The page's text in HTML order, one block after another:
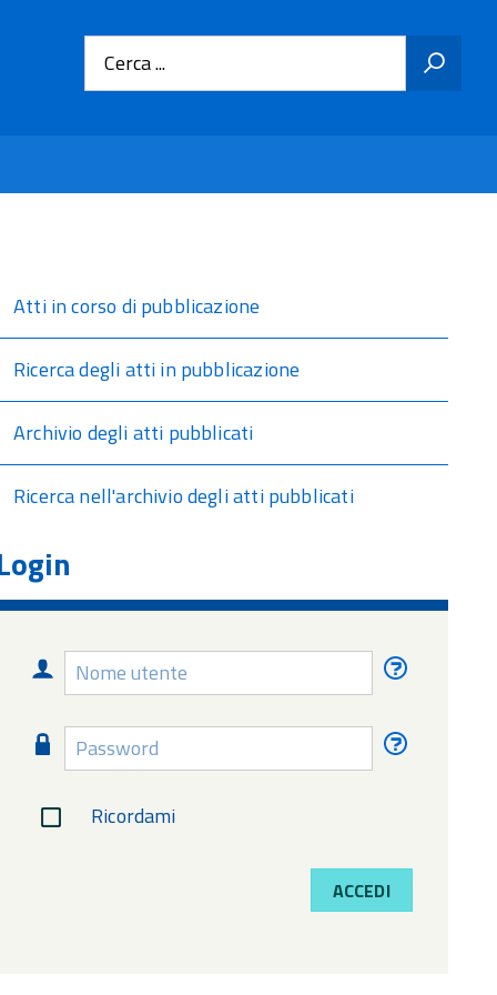
Cerca ...
Atti in corso di pubblicazione
Ricerca degli atti in pubblicazione
Archivio degli atti pubblicati
Ricerca nell'archivio degli atti pubblicati
Nome
utente
Nome
utente
Password
Password
Ricordami
ACCEDI